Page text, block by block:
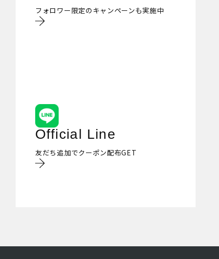
フォロワー限定のキャンペーンも実施中
Official Line
友だち追加でクーポン配布GET